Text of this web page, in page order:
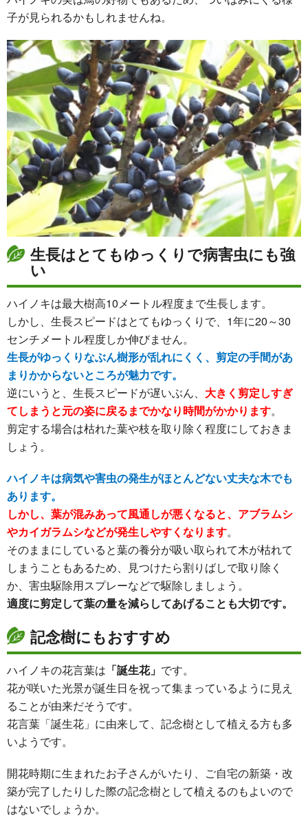
子が見られるかもしれませんね。
生長はとてもゆっくりで病害虫にも強
い
ハイノキは最大樹高10メートル程度まで生長します。
しかし、生長スピードはとてもゆっくりで、1年に20～30
センチメートル程度しか伸びません。
生長がゆっくりなぶん樹形が乱れにくく、剪定の手間があ
まりかからないところが魅力です。
逆にいうと、生長スピードが遅いぶん、 大きく剪定しすぎ
てしまうと元の姿に戻るまでかなり時間がかかります。
剪定する場合は枯れた葉や枝を取り除く程度にしておきま
しょう。
ハイノキは病気や害虫の発生がほとんどない丈夫な木でも
あります。
しかし、葉が混みあって風通しが悪くなると、アブラムシ
やカイガラムシなどが発生しやすくなります。
そのままにしていると葉の養分が吸い取られて木が枯れて
しまうこともあるため、見つけたら割りばしで取り除く
か、害虫駆除用スプレーなどで駆除しましょう。
適度に剪定して葉の量を減らしてあげることも大切です。
記念樹にもおすすめ
ハイノキの花言葉は 「誕生花」 です。
花が咲いた光景が誕生日を祝って集まっているように見え
ることが由来だそうです。
花言葉「誕生花」に由来して、記念樹として植える方も多
いようです。
開花時期に生まれたお子さんがいたり、ご自宅の新築・改
築が完了したりした際の記念樹として植えるのもよいので
はないでしょうか。